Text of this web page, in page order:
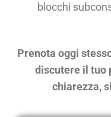
blocchi
Prenota oggi
discutere il tuo
chiarezza,